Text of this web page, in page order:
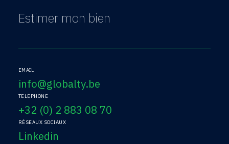
Estimer mon bien
EMAIL
info@globalty.be
TELEPHONE
+32 (0) 2 883 08 70
RÉSEAUX SOCIAUX
Linkedin